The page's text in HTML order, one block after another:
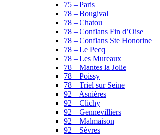
75 – Paris
78 – Bougival
78 – Chatou
78 – Conflans Fin d’Oise
78 – Conflans Ste Honorine
78 – Le Pecq
78 – Les Mureaux
78 – Mantes la Jolie
78 – Poissy
78 – Triel sur Seine
92 – Asnières
92 – Clichy
92 – Gennevilliers
92 – Malmaison
92 – Sèvres